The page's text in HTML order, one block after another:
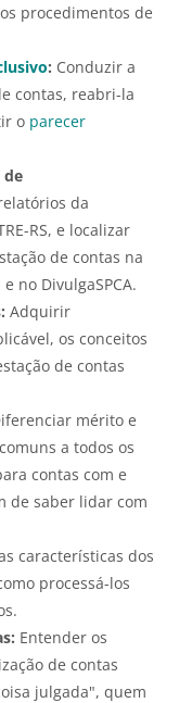
procedimentos de
: Conduzir a
contas, reabri-la
o parecer
de
da
RS, e localizar
de contas na
no DivulgaSPCA.
Adquirir
os conceitos
de contas
mérito e
a todos os
contas com e
de saber lidar com
características dos
processá-los
Entender os
de contas
julgada", quem